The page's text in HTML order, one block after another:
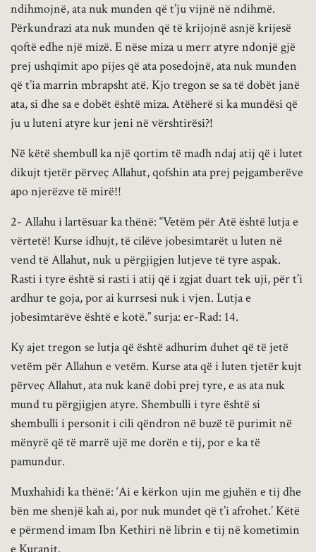
ndihmojnë, ata nuk munden që t’ju vijnë në ndihmë.
Përkundrazi ata nuk munden që të krijojnë asnjë krijesë
qoftë edhe një mizë. E nëse miza u merr atyre ndonjë gjë
prej ushqimit apo pijes që ata posedojnë, ata nuk munden
që t’ia marrin mbrapsht atë. Kjo tregon se sa të dobët janë
ata, si dhe sa e dobët është miza. Atëherë si ka mundësi që
ju u luteni atyre kur jeni në vërshtirësi?!
Në këtë shembull ka një qortim të madh ndaj atij që i lutet
dikujt tjetër përveç Allahut, qofshin ata prej pejgamberëve
apo njerëzve të mirë!!
2- Allahu i lartësuar ka thënë: “Vetëm për Atë është lutja e
vërtetë! Kurse idhujt, të cilëve jobesimtarët u luten në
vend të Allahut, nuk u përgjigjen lutjeve të tyre aspak.
Rasti i tyre është si rasti i atij që i zgjat duart tek uji, për t’i
ardhur te goja, por ai kurrsesi nuk i vjen. Lutja e
jobesimtarëve është e kotë.” surja: er-Rad: 14.
Ky ajet tregon se lutja që është adhurim duhet që të jetë
vetëm për Allahun e vetëm. Kurse ata që i luten tjetër kujt
përveç Allahut, ata nuk kanë dobi prej tyre, e as ata nuk
mund tu përgjigjen atyre. Shembulli i tyre është si
shembulli i personit i cili qëndron në buzë të purimit në
mënyrë që të marrë ujë me dorën e tij, por e ka të
pamundur.
Muxhahidi ka thënë: ‘Ai e kërkon ujin me gjuhën e tij dhe
bën me shenjë kah ai, por nuk mundet që t’i afrohet.’ Këtë
e përmend imam Ibn Kethiri në librin e tij në kometimin